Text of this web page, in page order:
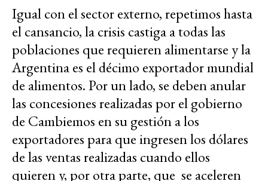
Igual con el sector externo, repetimos hasta
el cansancio, la crisis castiga a todas las
poblaciones que requieren alimentarse y la
Argentina es el décimo exportador mundial
de alimentos. Por un lado, se deben anular
las concesiones realizadas por el gobierno
de Cambiemos en su gestión a los
exportadores para que ingresen los dólares
de las ventas realizadas cuando ellos
quieren y, por otra parte, que se aceleren